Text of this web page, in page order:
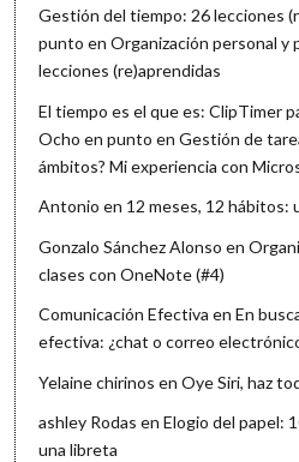
Gestión del tiempo: 26 lecciones
punto enOrganización personal y
lecciones (re)aprendidas
El tiempo es el que es: ClipTimer
Ocho en punto enGestión de
ámbitos? Mi experiencia con
Antonio en 12 meses, 12 hábitos:
Gonzalo Sánchez Alonso en
clases con OneNote (#4)
Comunicación Efectiva enEn
efectiva: ¿chat o correo
Yelaine chirinos enOye Siri, haz
ashley Rodas enElogio del papel:
una libreta